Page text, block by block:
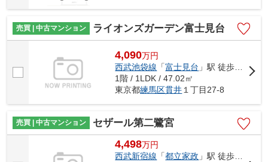
売買 | 中古マンション ライオンズガーデン富士見台
4,090万円
西武池袋線 「富士見台 」駅 徒歩2分
1階 / 1LDK / 47.02㎡
東京都練馬区貫井 １丁目27-8
売買 | 中古マンション セザール第二鷺宮
4,498万円
西武新宿線 「都立家政 」駅 徒歩6分